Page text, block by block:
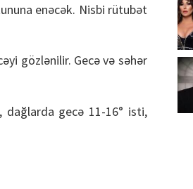
enəcək. Nisbi rütubət
gözlənilir. Gecə və səhər
dağlarda gecə 11-16° isti,